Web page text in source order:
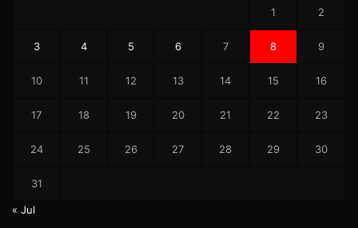
1 2
3 4 5 6 7 8 9
10 11 12 13 14 15 16
17 18 19 20 21 22 23
24 25 26 27 28 29 30
31
« Jul